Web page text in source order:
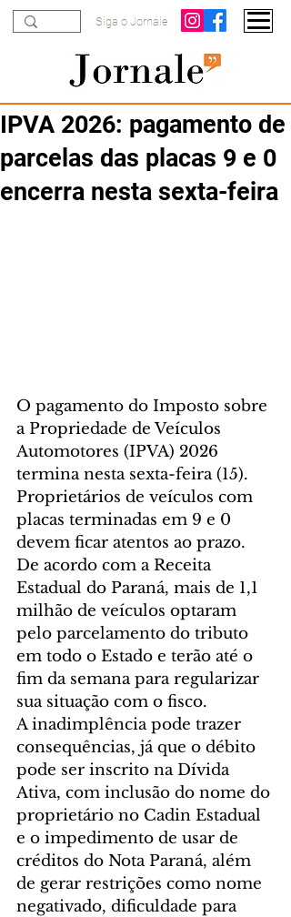
Siga o Jornale
IPVA 2026: pagamento de
parcelas das placas 9 e 0
encerra nesta sexta-feira
O pagamento do Imposto sobre
a Propriedade de Veículos
Automotores (IPVA) 2026
termina nesta sexta-feira (15).
Proprietários de veículos com
placas terminadas em 9 e 0
devem ficar atentos ao prazo.
De acordo com a Receita
Estadual do Paraná, mais de 1,1
milhão de veículos optaram
pelo parcelamento do tributo
em todo o Estado e terão até o
fim da semana para regularizar
sua situação com o fisco.
A inadimplência pode trazer
consequências, já que o débito
pode ser inscrito na Dívida
Ativa, com inclusão do nome do
proprietário no Cadin Estadual
e o impedimento de usar de
créditos do Nota Paraná, além
de gerar restrições como nome
negativado, dificuldade para